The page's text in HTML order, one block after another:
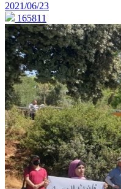
2021/06/23
165811